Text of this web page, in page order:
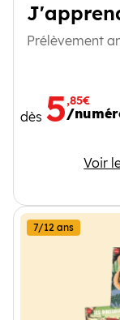
Prélèvement
dès 5,85€
/
Voir
7/12 ans